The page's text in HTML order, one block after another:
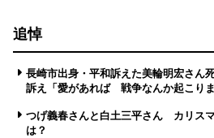
追悼
長崎市出身・平和訴えた美輪明宏さ
訴え「愛があれば 戦争なんか起こりま
つげ義春さんと白土三平さん カリス
は？